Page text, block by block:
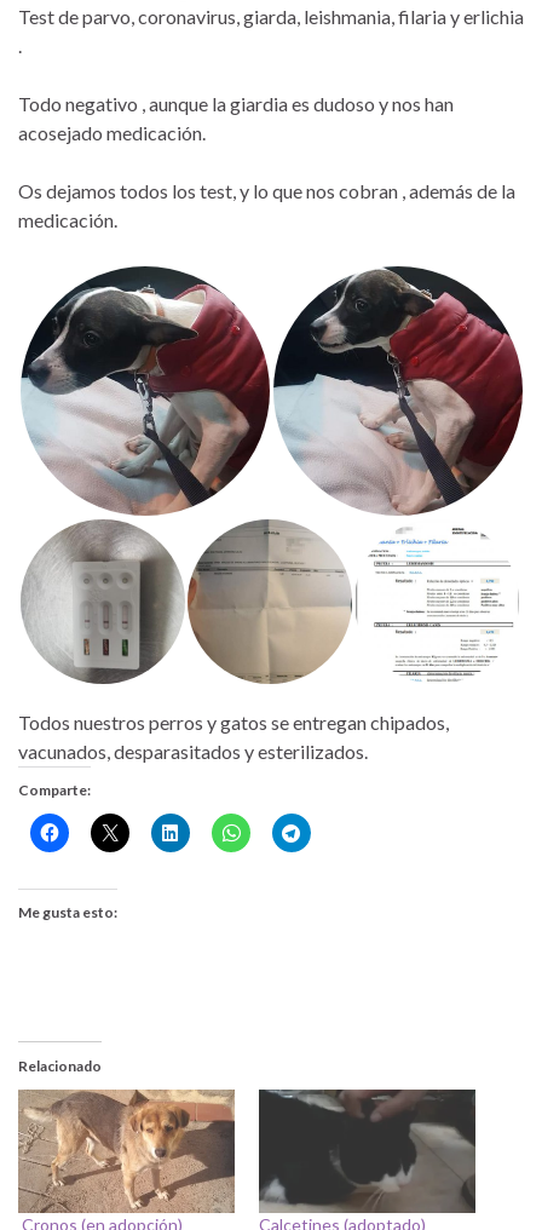
Test de parvo, coronavirus, giarda, leishmania, filaria y erlichia
Todo negativo , aunque la giardia es dudoso y nos han
acosejado medicación.
Os dejamos todos los test, y lo que nos cobran , además de la
medicación.
Todos nuestros perros y gatos se entregan chipados,
vacunados, desparasitados y esterilizados.
Comparte:
Me gusta esto:
Relacionado
Cronos (en adopción) Calcetines (adoptado)